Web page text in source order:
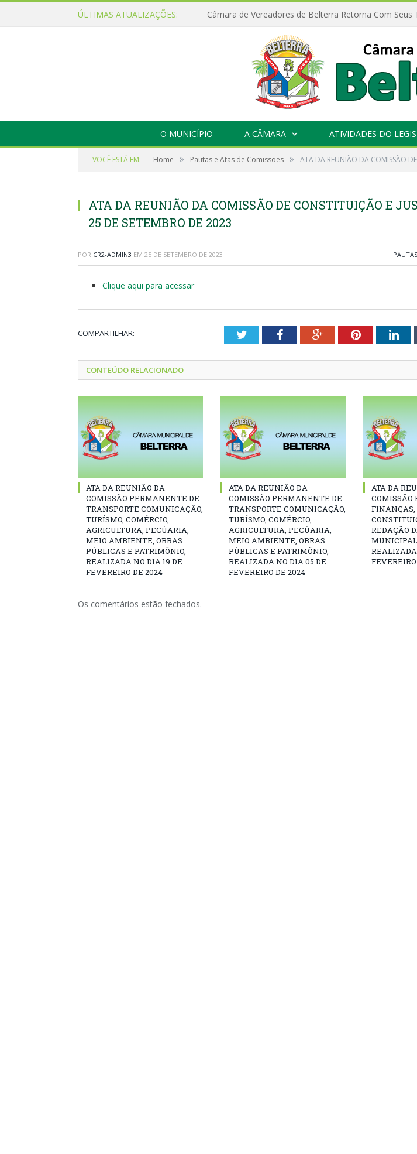
ÚLTIMAS ATUALIZAÇÕES:
O MUNICÍPIO A CÂMARA ATIVIDADES DO
VOCÊ ESTÁ EM: Home » Pautas e Atas de Comissões » ATA DA REUNIÃO DA COMISSÃO
ATA DA REUNIÃO DA COMISSÃO DE CONSTITUIÇÃO E
25 DE SETEMBRO DE 2023
POR CR2-ADMIN3 EM 25 DE SETEMBRO DE 2023
Clique aqui para acessar
COMPARTILHAR: TwitterFacebookGoogle+Pinterest
CONTEÚDO RELACIONADO
ATA DA REUNIÃO DA
COMISSÃO PERMANENTE DE
TRANSPORTE COMUNICAÇÃO,
TURÍSMO, COMÉRCIO,
AGRICULTURA, PECÚARIA,
MEIO AMBIENTE, OBRAS
PÚBLICAS E PATRIMÔNIO,
REALIZADA NO DIA 19 DE
FEVEREIRO DE 2024
ATA DA REUNIÃO DA
COMISSÃO PERMANENTE DE
TRANSPORTE COMUNICAÇÃO,
TURÍSMO, COMÉRCIO,
AGRICULTURA, PECÚARIA,
MEIO AMBIENTE, OBRAS
PÚBLICAS E PATRIMÔNIO,
REALIZADA NO DIA 05 DE
FEVEREIRO DE 2024
ATA DA
COMISSÃO
FINANÇAS,
REDAÇÃO
Os comentários estão fechados.